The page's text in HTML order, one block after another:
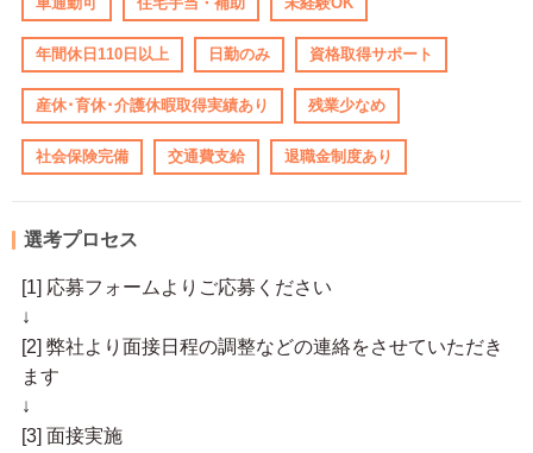
年間休日110日以上 日勤のみ 資格取得サポート
産休･育休･介護休暇取得実績あり 残業少なめ
社会保険完備 交通費支給 退職金制度あり
選考プロセス
[1] 応募フォームよりご応募ください
↓
[2] 弊社より面接日程の調整などの連絡をさせていただき
ます
↓
[3] 面接実施